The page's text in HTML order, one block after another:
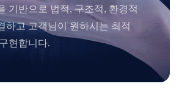
기반으로 법적, 구조적, 환경적
하고 고객님이 원하시는 최적
현합니다.